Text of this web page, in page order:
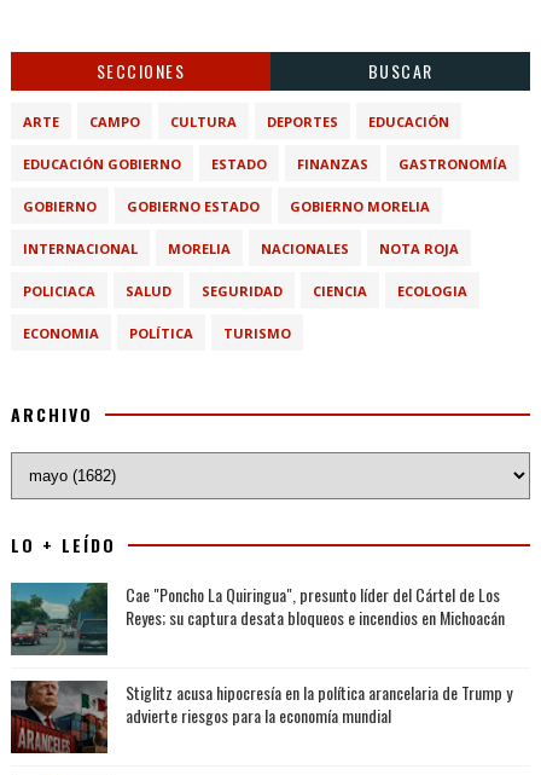
SECCIONES BUSCAR
ARTE CAMPO CULTURA DEPORTES EDUCACIÓN
EDUCACIÓN GOBIERNO ESTADO FINANZAS GASTRONOMÍA
GOBIERNO GOBIERNO ESTADO GOBIERNO MORELIA
INTERNACIONAL MORELIA NACIONALES NOTA ROJA
POLICIACA SALUD SEGURIDAD CIENCIA ECOLOGIA
ECONOMIA POLÍTICA TURISMO
ARCHIVO
LO + LEÍDO
Cae "Poncho La Quiringua", presunto líder del Cártel de Los
Reyes; su captura desata bloqueos e incendios en Michoacán
Stiglitz acusa hipocresía en la política arancelaria de Trump y
advierte riesgos para la economía mundial